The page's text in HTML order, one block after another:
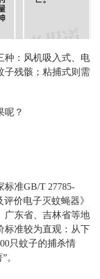
种：风机吸入式、电
子残骸；粘捕式则需
呢？
准GB/T 27785-
价电子灭蚊蝇器》
广东省、吉林省等地
标准较为直观：从下
只蚊子的捕杀情
。